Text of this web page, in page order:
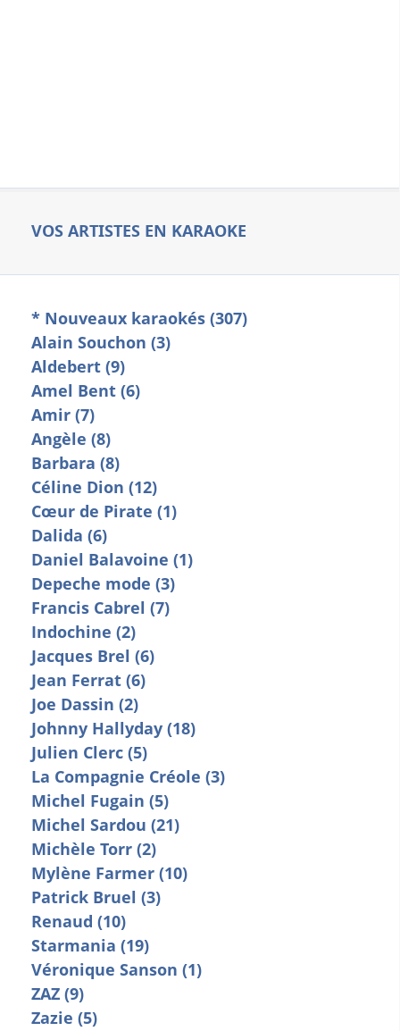
VOS ARTISTES EN KARAOKE
* Nouveaux karaokés (307)
Alain Souchon (3)
Aldebert (9)
Amel Bent (6)
Amir (7)
Angèle (8)
Barbara (8)
Céline Dion (12)
Cœur de Pirate (1)
Dalida (6)
Daniel Balavoine (1)
Depeche mode (3)
Francis Cabrel (7)
Indochine (2)
Jacques Brel (6)
Jean Ferrat (6)
Joe Dassin (2)
Johnny Hallyday (18)
Julien Clerc (5)
La Compagnie Créole (3)
Michel Fugain (5)
Michel Sardou (21)
Michèle Torr (2)
Mylène Farmer (10)
Patrick Bruel (3)
Renaud (10)
Starmania (19)
Véronique Sanson (1)
ZAZ (9)
Zazie (5)